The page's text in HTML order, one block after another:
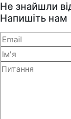
Не знайшли
Напишіть нам